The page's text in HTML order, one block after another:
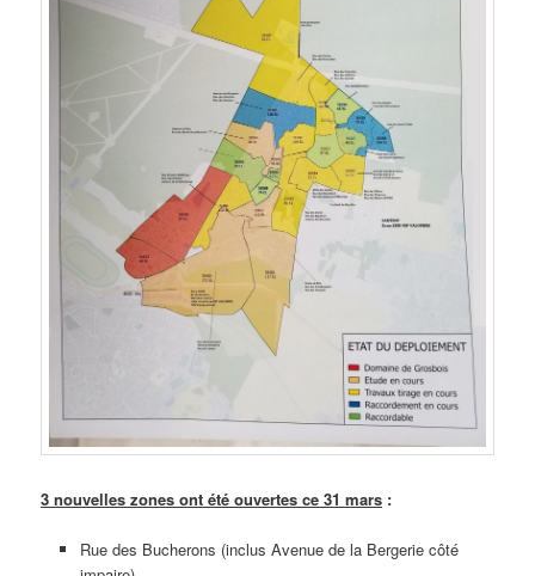
3 nouvelles zones ont été ouvertes ce 31 mars :
Rue des Bucherons (inclus Avenue de la Bergerie côté